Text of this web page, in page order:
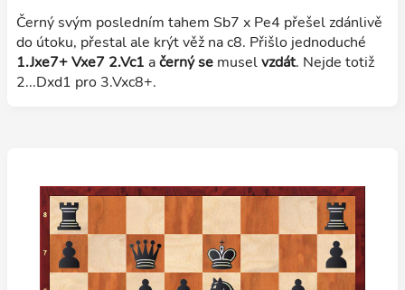
Černý svým posledním tahem Sb7 x Pe4 přešel zdánlivě
do útoku, přestal ale krýt věž na c8. Přišlo jednoduché
1.Jxe7+ Vxe7 2.Vc1 ačerný se muselvzdát. Nejde totiž
2...Dxd1 pro 3.Vxc8+.